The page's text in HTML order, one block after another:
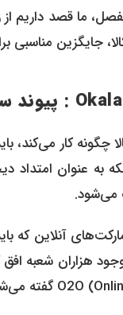
ما قصد داریم از
جایگزین
به عنوان امتداد
می‌شود.
هزاران شعبه